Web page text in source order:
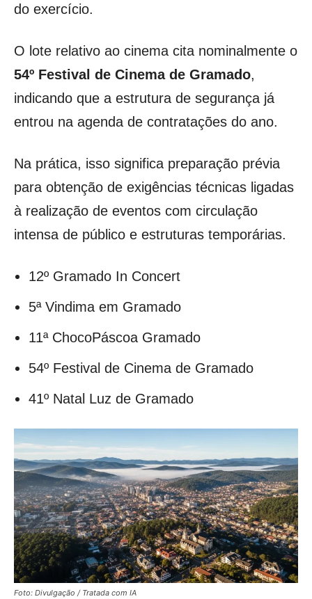
do exercício.
O lote relativo ao cinema cita nominalmente o
54º Festival de Cinema de Gramado,
indicando que a estrutura de segurança já
entrou na agenda de contratações do ano.
Na prática, isso significa preparação prévia
para obtenção de exigências técnicas ligadas
à realização de eventos com circulação
intensa de público e estruturas temporárias.
12º Gramado In Concert
5ª Vindima em Gramado
11ª ChocoPáscoa Gramado
54º Festival de Cinema de Gramado
41º Natal Luz de Gramado
Foto: Divulgação / Tratada com IA